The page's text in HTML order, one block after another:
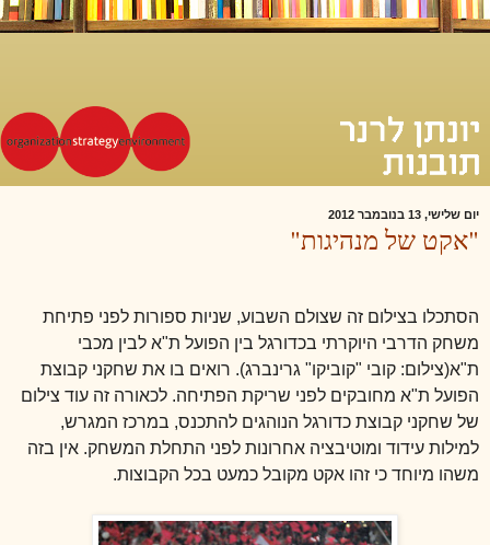
יום שלישי, 13 בנובמבר 2012
"אקט של מנהיגות"
הסתכלו בצילום זה שצולם השבוע, שניות ספורות לפני פתיחת
משחק הדרבי היוקרתי בכדורגל בין הפועל ת"א לבין מכבי
ת"א(צילום: קובי "קוביקו" גרינברג). רואים בו את שחקני קבוצת
הפועל ת"א מחובקים לפני שריקת הפתיחה. לכאורה זה עוד צילום
של שחקני קבוצת כדורגל הנוהגים להתכנס, במרכז המגרש,
למילות עידוד ומוטיבציה אחרונות לפני התחלת המשחק. אין בזה
משהו מיוחד כי זהו אקט מקובל כמעט בכל הקבוצות.